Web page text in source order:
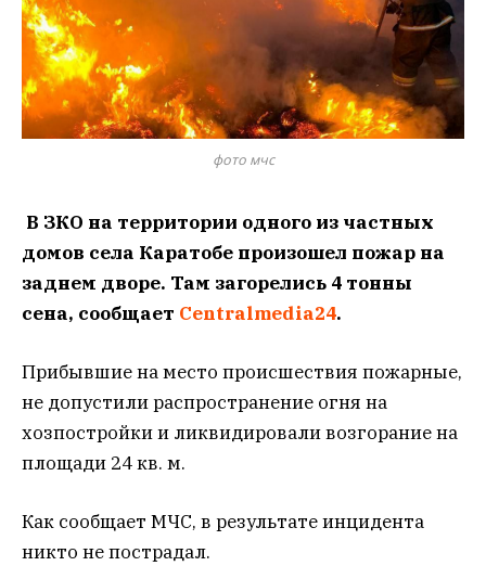
фото мчс
В ЗКО на территории одного из частных
домов села Каратобе произошел пожар на
заднем дворе. Там загорелись 4 тонны
сена, сообщает Centralmedia24.
Прибывшие на место происшествия пожарные,
не допустили распространение огня на
хозпостройки и ликвидировали возгорание на
площади 24 кв. м.
Как сообщает МЧС, в результате инцидента
никто не пострадал.